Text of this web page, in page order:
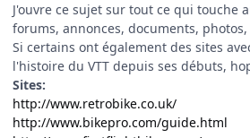
J'ouvre ce sujet sur tout ce qui touche
forums, annonces, documents, photos,
Si certains ont également des sites
l'histoire du VTT depuis ses débuts,
Sites:
http://www.retrobike.co.uk/
http://www.bikepro.com/guide.html